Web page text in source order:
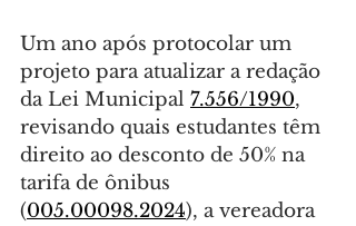
Um ano após protocolar um
projeto para atualizar a redação
da Lei Municipal 7.556/1990,
revisando quais estudantes têm
direito ao desconto de 50% na
tarifa de ônibus
(005.00098.2024), a vereadora